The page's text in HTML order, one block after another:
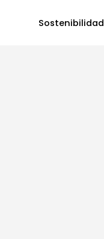
Sostenibilidad